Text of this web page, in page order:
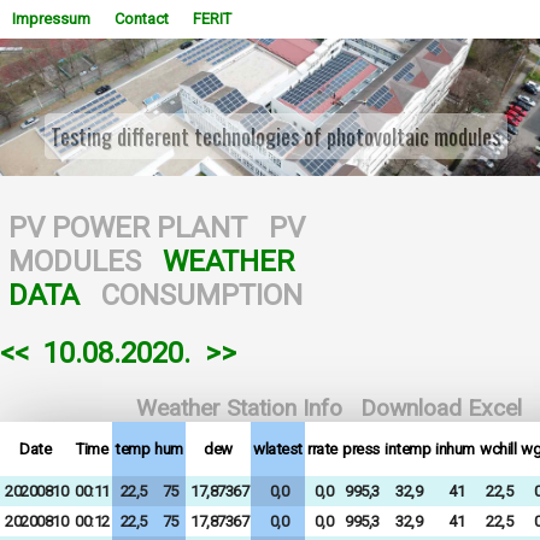
Impressum Contact FERIT
WOWSlider.com
Implementation of microgrid with building energy
management system (BEMS)
PV POWER PLANT
PV
MODULES
WEATHER
DATA
CONSUMPTION
<< 10.08.2020. >>
Download Excel
Weather Station Info
Date Time temp hum dew wlatest rrate press intemp inhum wchill
20200810 00:11 22,5 75 17,87367 0,0 0,0 995,3 32,9 41 22,5
20200810 00:12 22,5 75 17,87367 0,0 0,0 995,3 32,9 41 22,5